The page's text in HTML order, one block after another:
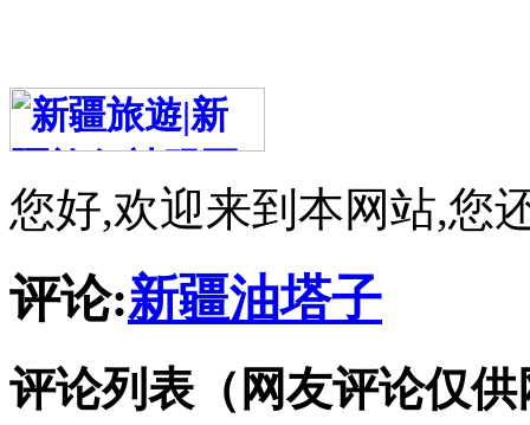
您好,欢迎来到本网站,您
评论:新疆油塔子
评论列表（网友评论仅